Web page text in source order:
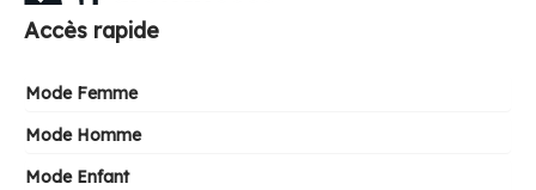
Accès rapide
Mode Femme
Mode Homme
Mode Enfant